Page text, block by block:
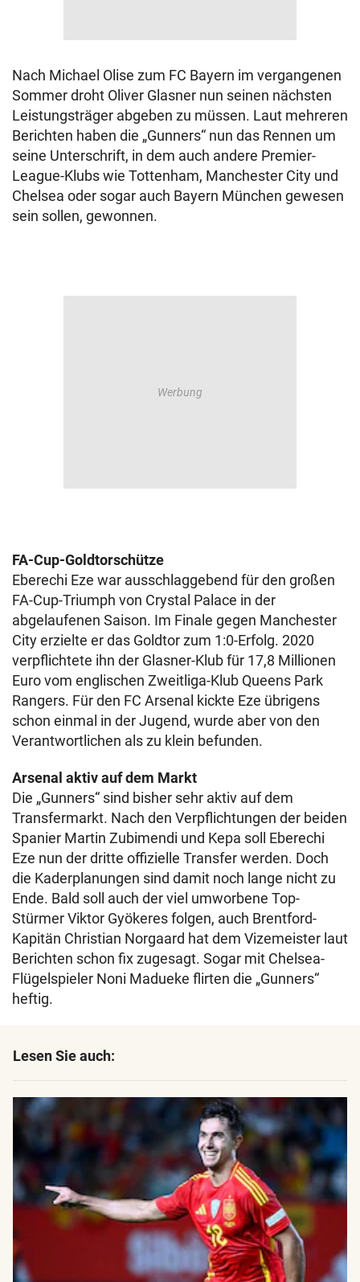
Nach Michael Olise zum FC Bayern im vergangenen
Sommer droht Oliver Glasner nun seinen nächsten
Leistungsträger abgeben zu müssen. Laut mehreren
Berichten haben die „Gunners“ nun das Rennen um
seine Unterschrift, in dem auch andere Premier-
League-Klubs wie Tottenham, Manchester City und
Chelsea oder sogar auch Bayern München gewesen
sein sollen, gewonnen.
FA-Cup-Goldtorschütze
Eberechi Eze war ausschlaggebend für den großen
FA-Cup-Triumph von Crystal Palace in der
abgelaufenen Saison. Im Finale gegen Manchester
City erzielte er das Goldtor zum 1:0-Erfolg. 2020
verpflichtete ihn der Glasner-Klub für 17,8 Millionen
Euro vom englischen Zweitliga-Klub Queens Park
Rangers. Für den FC Arsenal kickte Eze übrigens
schon einmal in der Jugend, wurde aber von den
Verantwortlichen als zu klein befunden.
Arsenal aktiv auf dem Markt
Die „Gunners“ sind bisher sehr aktiv auf dem
Transfermarkt. Nach den Verpflichtungen der beiden
Spanier Martin Zubimendi und Kepa soll Eberechi
Eze nun der dritte offizielle Transfer werden. Doch
die Kaderplanungen sind damit noch lange nicht zu
Ende. Bald soll auch der viel umworbene Top-
Stürmer Viktor Gyökeres folgen, auch Brentford-
Kapitän Christian Norgaard hat dem Vizemeister laut
Berichten schon fix zugesagt. Sogar mit Chelsea-
Flügelspieler Noni Madueke flirten die „Gunners“
heftig.
Lesen Sie auch: